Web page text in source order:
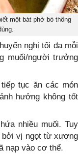
một bát phở bò thông
nghị tối đa mỗi
muối/người trưởng
tục ăn các món
hưởng không tốt
nhiều muối. Tuy
bởi vị ngọt từ xương
nạp vào cơ thể.